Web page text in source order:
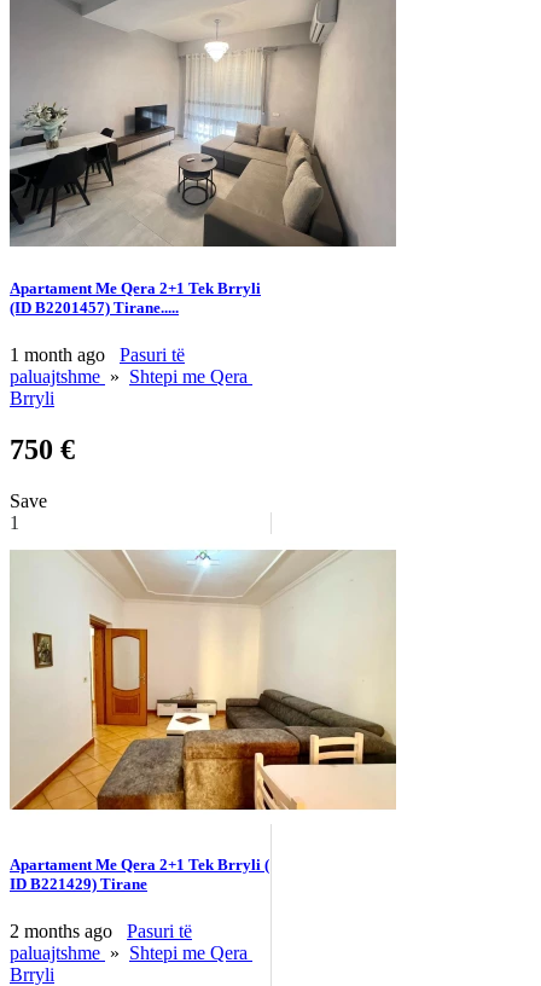
Apartament Me Qera 2+1 Tek Brryli
(ID B2201457) Tirane.....
1 month ago
Pasuri të
paluajtshme » Shtepi me Qera
Brryli
750 €
Save
1
Apartament Me Qera 2+1 Tek Brryli (
ID B221429) Tirane
2 months ago
Pasuri të
paluajtshme » Shtepi me Qera
Brryli